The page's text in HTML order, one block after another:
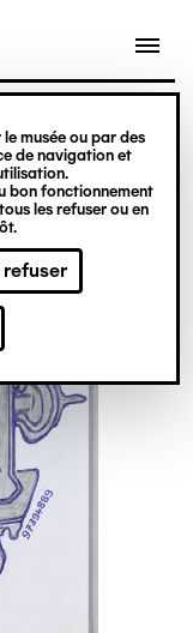
musée ou par des
de navigation et
bon fonctionnement
les refuser ou en
refuser